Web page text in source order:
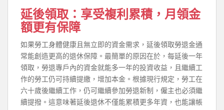
延後領取：享受複利累積，月領金
額更有保障
如果勞工身體健康且無立即的資金需求，延後領取勞退金通
常能創造更高的退休保障。最簡單的原因在於，每延後一年
領取，勞退專戶內的資金就能多一年的投資收益，且繼續工
作的勞工仍可持續提繳，增加本金。根據現行規定，勞工在
六十歲後繼續工作，仍可繼續參加勞退新制，僱主也必須繼
續提撥。這意味著延後退休不僅能累積更多年資，也能讓帳